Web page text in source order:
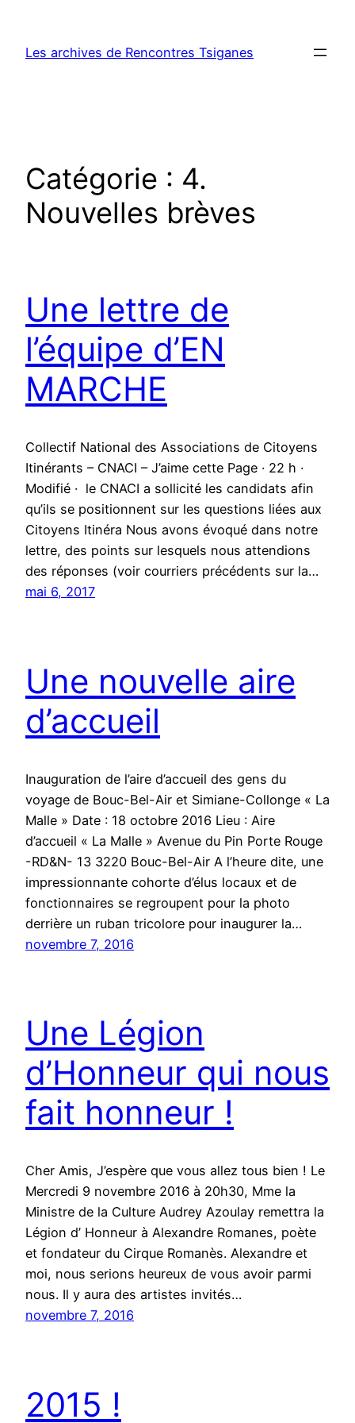
contenu
Les archives de Rencontres Tsiganes
Catégorie : 4.
Nouvelles brèves
Une lettre de
l’équipe d’EN
MARCHE
Collectif National des Associations de Citoyens
Itinérants – CNACI – J’aime cette Page · 22 h ·
Modifié · le CNACI a sollicité les candidats afin
qu’ils se positionnent sur les questions liées aux
Citoyens Itinéra Nous avons évoqué dans notre
lettre, des points sur lesquels nous attendions
des réponses (voir courriers précédents sur la…
mai 6, 2017
Une nouvelle aire
d’accueil
Inauguration de l’aire d’accueil des gens du
voyage de Bouc-Bel-Air et Simiane-Collonge « La
Malle » Date : 18 octobre 2016 Lieu : Aire
d’accueil « La Malle » Avenue du Pin Porte Rouge
-RD&N- 13 3220 Bouc-Bel-Air A l’heure dite, une
impressionnante cohorte d’élus locaux et de
fonctionnaires se regroupent pour la photo
derrière un ruban tricolore pour inaugurer la…
novembre 7, 2016
Une Légion
d’Honneur qui nous
fait honneur !
Cher Amis, J’espère que vous allez tous bien ! Le
Mercredi 9 novembre 2016 à 20h30, Mme la
Ministre de la Culture Audrey Azoulay remettra la
Légion d’ Honneur à Alexandre Romanes, poète
et fondateur du Cirque Romanès. Alexandre et
moi, nous serions heureux de vous avoir parmi
nous. Il y aura des artistes invités…
novembre 7, 2016
2015 !